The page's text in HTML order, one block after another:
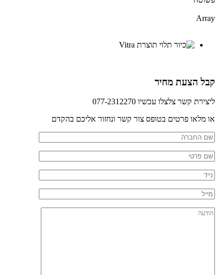
Array
קבל הצעת מחיר
ליצירת קשר צלצלו עכשיו 077-2312270
או מלאו פרטים בטופס צור קשר ונחזור אליכם בהקדם